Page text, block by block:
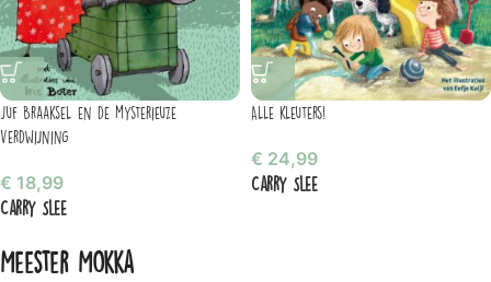
Juf Braaksel en de mysterieuze
verdwijning
€ 18,99
Carry Slee
Alle kleuters!
€ 24,99
Carry Slee
Meester Mokka